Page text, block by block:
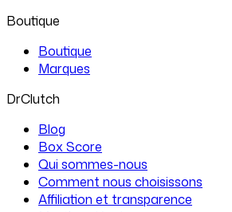
Boutique
Boutique
Marques
DrClutch
Blog
Box Score
Qui sommes-nous
Comment nous choisissons
Affiliation et transparence